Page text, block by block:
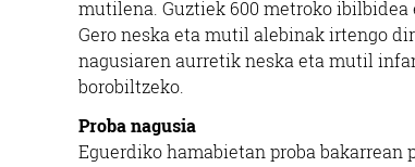
mutilena. Guztiek 600 metroko
Gero neska eta mutil alebinak irtengo
nagusiaren aurretik neska eta mutil
borobiltzeko.
Proba nagusia
Eguerdiko hamabietan proba